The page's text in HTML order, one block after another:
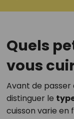
Quels
vous
Avant de passer
distinguer le
cuisson varie